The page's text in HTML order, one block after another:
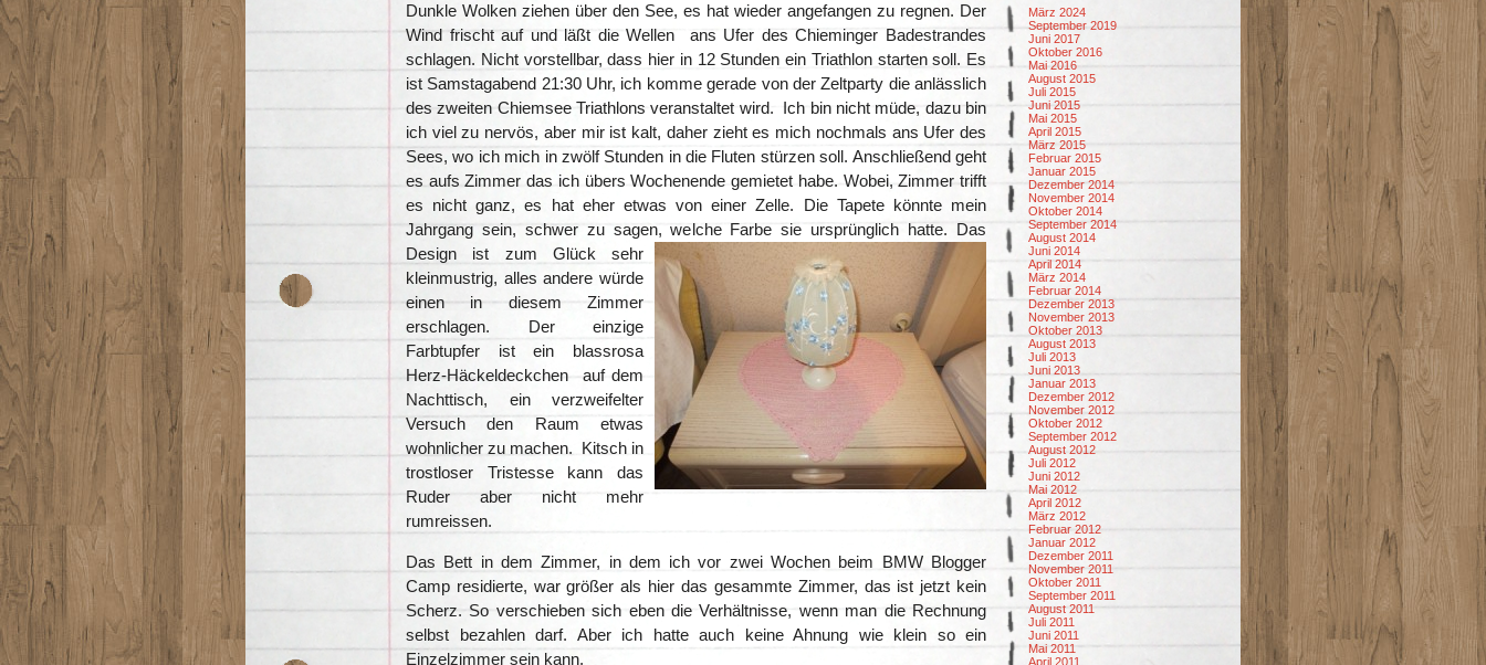
Dunkle Wolken ziehen über den See, es hat wieder angefangen zu regnen. Der
Wind frischt auf und läßt die Wellen ans Ufer des Chieminger Badestrandes
schlagen. Nicht vorstellbar, dass hier in 12 Stunden ein Triathlon starten soll. Es
ist Samstagabend 21:30 Uhr, ich komme gerade von der Zeltparty die anlässlich
des zweiten Chiemsee Triathlons veranstaltet wird. Ich bin nicht müde, dazu bin
ich viel zu nervös, aber mir ist kalt, daher zieht es mich nochmals ans Ufer des
Sees, wo ich mich in zwölf Stunden in die Fluten stürzen soll. Anschließend geht
es aufs Zimmer das ich übers Wochenende gemietet habe. Wobei, Zimmer trifft
es nicht ganz, es hat eher etwas von einer Zelle. Die Tapete könnte mein
Jahrgang sein, schwer zu sagen, welche Farbe sie ursprünglich hatte. Das
Design ist zum Glück sehr
kleinmustrig, alles andere würde
einen in diesem Zimmer
erschlagen. Der einzige
Farbtupfer ist ein blassrosa
Herz-Häckeldeckchen auf dem
Nachttisch, ein verzweifelter
Versuch den Raum etwas
wohnlicher zu machen. Kitsch in
trostloser Tristesse kann das
Ruder aber nicht mehr
rumreissen.
Das Bett in dem Zimmer, in dem ich vor zwei Wochen beim BMW Blogger
Camp residierte, war größer als hier das gesammte Zimmer, das ist jetzt kein
Scherz. So verschieben sich eben die Verhältnisse, wenn man die Rechnung
selbst bezahlen darf. Aber ich hatte auch keine Ahnung wie klein so ein
Einzelzimmer sein kann.
März 2024
September 2019
Juni 2017
Oktober 2016
Mai 2016
August 2015
Juli 2015
Juni 2015
Mai 2015
April 2015
März 2015
Februar 2015
Januar 2015
Dezember 2014
November 2014
Oktober 2014
September 2014
August 2014
Juni 2014
April 2014
März 2014
Februar 2014
Dezember 2013
November 2013
Oktober 2013
August 2013
Juli 2013
Juni 2013
Januar 2013
Dezember 2012
November 2012
Oktober 2012
September 2012
August 2012
Juli 2012
Juni 2012
Mai 2012
April 2012
März 2012
Februar 2012
Januar 2012
Dezember 2011
November 2011
Oktober 2011
September 2011
August 2011
Juli 2011
Juni 2011
Mai 2011
April 2011